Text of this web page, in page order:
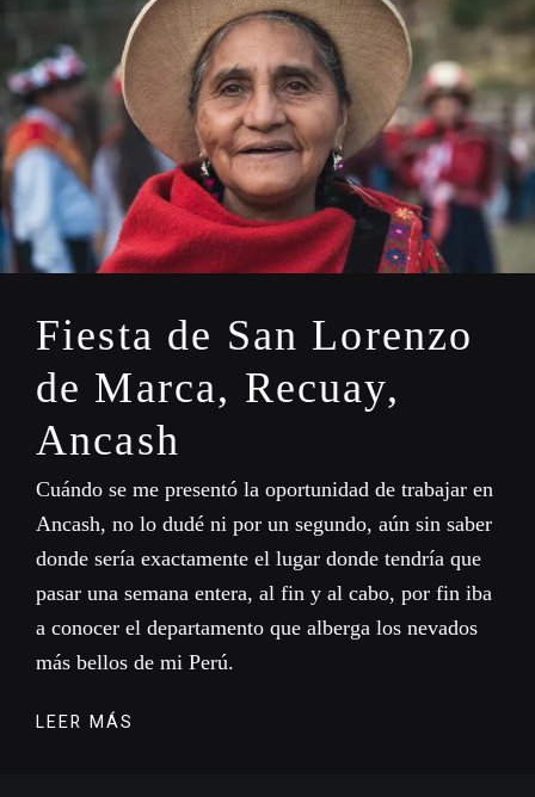
Fiesta de San Lorenzo
de Marca, Recuay,
Ancash
Cuándo se me presentó la oportunidad de trabajar en
Ancash, no lo dudé ni por un segundo, aún sin saber
donde sería exactamente el lugar donde tendría que
pasar una semana entera, al fin y al cabo, por fin iba
a conocer el departamento que alberga los nevados
más bellos de mi Perú.
LEER MÁS